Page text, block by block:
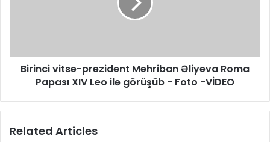
Birinci vitse-prezident Mehriban Əliyeva Roma
Papası XIV Leo ilə görüşüb - Foto -VİDEO
Related Articles